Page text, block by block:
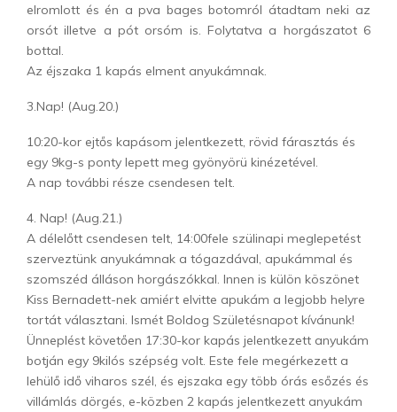
elromlott és én a pva bages botomról átadtam neki az
orsót illetve a pót orsóm is. Folytatva a horgászatot 6
bottal.
Az éjszaka 1 kapás elment anyukámnak.
3.Nap! (Aug.20.)
10:20-kor ejtős kapásom jelentkezett, rövid fárasztás és
egy 9kg-s ponty lepett meg gyönyörü kinézetével.
A nap további része csendesen telt.
4. Nap! (Aug.21.)
A délelőtt csendesen telt, 14:00fele szülinapi meglepetést
szerveztünk anyukámnak a tógazdával, apukámmal és
szomszéd álláson horgászókkal. Innen is külön köszönet
Kiss Bernadett-nek amiért elvitte apukám a legjobb helyre
tortát választani. Ismét Boldog Születésnapot kívánunk!
Ünneplést követően 17:30-kor kapás jelentkezett anyukám
botján egy 9kilós szépség volt. Este fele megérkezett a
lehülő idő viharos szél, és ejszaka egy több órás esőzés és
villámlás dörgés, e-közben 2 kapás jelentkezett anyukám